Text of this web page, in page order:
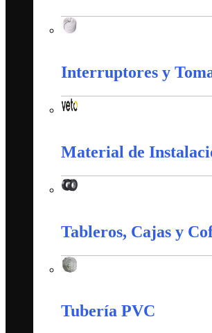
Interruptores y
Material de
Tableros, Cajas y
Tubería PVC